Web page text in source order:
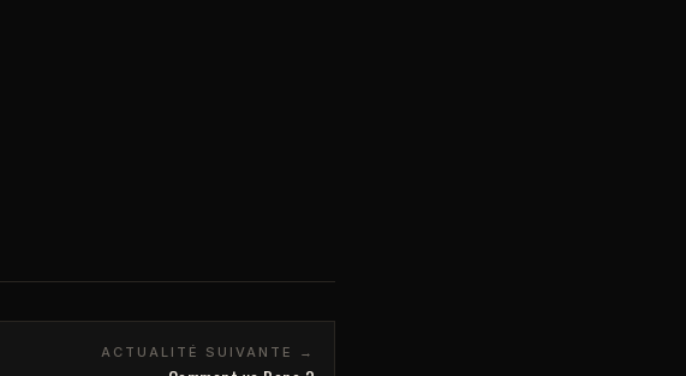
ACTUALITÉ SUIVANTE →